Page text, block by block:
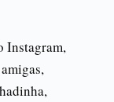
Instagram,